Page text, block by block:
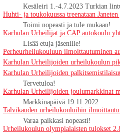
Kesäleiri 1.-4.7.2023 Turkian
Huhti- ja toukokuussa treenataan
Toimi nopeasti ja tule mukaan!
Karhulan Urheilijat ja CAP autokoulu
Lisää etuja jäsenille!
Perheurheilukouluun ilmoittautuminen
Karhulan Urheilijoiden urheilukoulun
Karhulan Urheilijoiden
Tervetuloa!
Karhulan Urheilijoiden joulumarkkinat
Markkinapäivä 19.11.2022
Talvikauden urheilukouluihin
Varaa paikkasi nopeasti!
Urheilukoulun olympialaisten tulokset